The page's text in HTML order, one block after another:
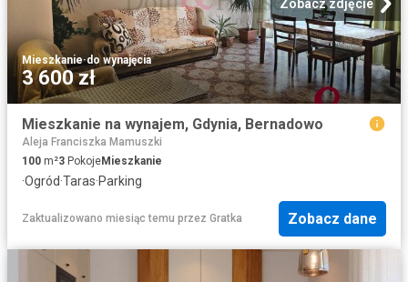
Zobacz zdjęcie
Mieszkanie·do wynajęcia
3 600 zł
Mieszkanie na wynajem, Gdynia, Bernadowo
Aleja Franciszka Mamuszki
100 m²3 PokojeMieszkanie
·Ogród·Taras·Parking
Zaktualizowano miesiąc temu przez Gratka Zobacz dane